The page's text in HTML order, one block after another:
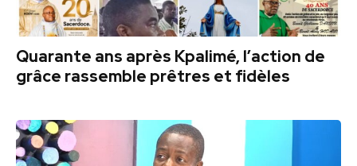
Quarante ans après Kpalimé, l’action de
grâce rassemble prêtres et fidèles